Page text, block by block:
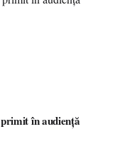
în audiență